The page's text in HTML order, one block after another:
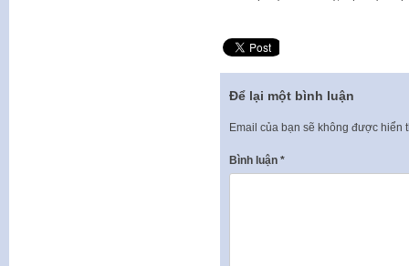
Để lại một bình luận
Email của bạn sẽ không được hiển
Bình luận *